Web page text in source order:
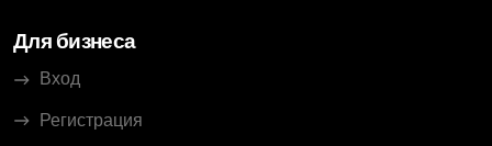
Для бизнеса
Вход
Регистрация